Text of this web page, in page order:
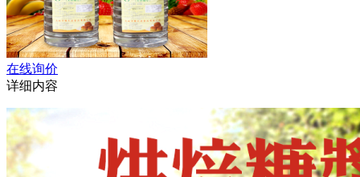
在线询价
详细内容